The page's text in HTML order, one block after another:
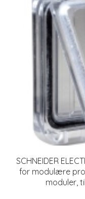
SCHNEIDER
for modulære
moduler,